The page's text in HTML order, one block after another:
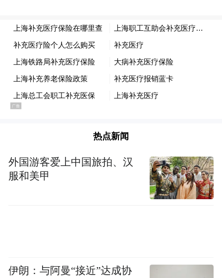
刘幼硕介绍，将雷帕霉素直接用于人体抗
衰，不良反应不可忽视，可能导致免疫抑
制、代谢异常等问题。相较于直接使用雷帕
霉素，更现实的研发方向是开发雷帕霉素类
的同时，降低长期用药风险。
近年来的研究还在尝试将雷帕霉素与其他药
物联合使用。曲美替尼是一种抗肿瘤药，主
要作用于与细胞增殖相关的信号通路。2025
不过，这仍无法消除雷帕霉素本身的副作用
热点新闻
外国游客爱上中国旅拍、汉
服和美甲
伊朗：与阿曼“接近”达成协